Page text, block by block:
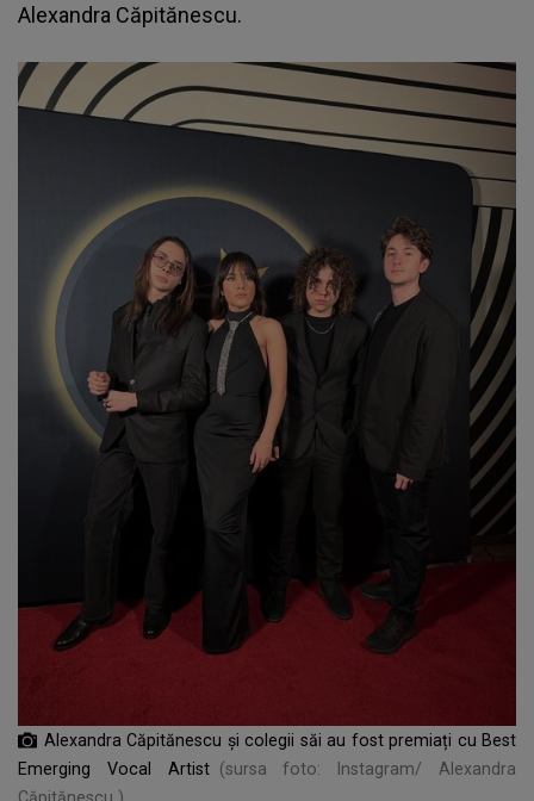
Alexandra Căpitănescu.
Alexandra Căpitănescu și colegii săi au fost premiați cu Best
Emerging Vocal Artist (sursa foto: Instagram/ Alexandra